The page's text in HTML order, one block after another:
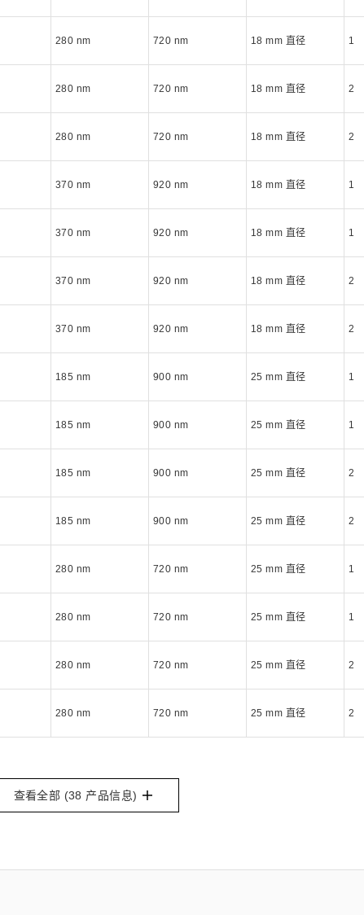
280 nm 720 nm 18 mm 直径 1
280 nm 720 nm 18 mm 直径 2
280 nm 720 nm 18 mm 直径 2
370 nm 920 nm 18 mm 直径 1
370 nm 920 nm 18 mm 直径 1
370 nm 920 nm 18 mm 直径 2
370 nm 920 nm 18 mm 直径 2
185 nm 900 nm 25 mm 直径 1
185 nm 900 nm 25 mm 直径 1
185 nm 900 nm 25 mm 直径 2
185 nm 900 nm 25 mm 直径 2
280 nm 720 nm 25 mm 直径 1
280 nm 720 nm 25 mm 直径 1
280 nm 720 nm 25 mm 直径 2
280 nm 720 nm 25 mm 直径 2
查看全部 (38 产品信息)